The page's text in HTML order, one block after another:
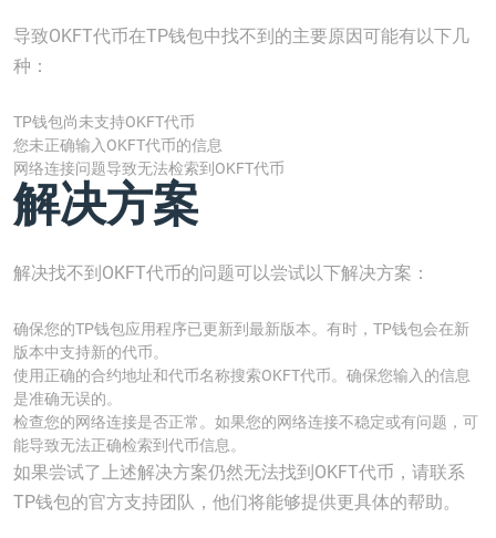
导致OKFT代币在TP钱包中找不到的主要原因可能有以下几
种：
TP钱包尚未支持OKFT代币
您未正确输入OKFT代币的信息
网络连接问题导致无法检索到OKFT代币
解决方案
解决找不到OKFT代币的问题可以尝试以下解决方案：
确保您的TP钱包应用程序已更新到最新版本。有时，TP钱包会在新
版本中支持新的代币。
使用正确的合约地址和代币名称搜索OKFT代币。确保您输入的信息
是准确无误的。
检查您的网络连接是否正常。如果您的网络连接不稳定或有问题，可
能导致无法正确检索到代币信息。
如果尝试了上述解决方案仍然无法找到OKFT代币，请联系
TP钱包的官方支持团队，他们将能够提供更具体的帮助。